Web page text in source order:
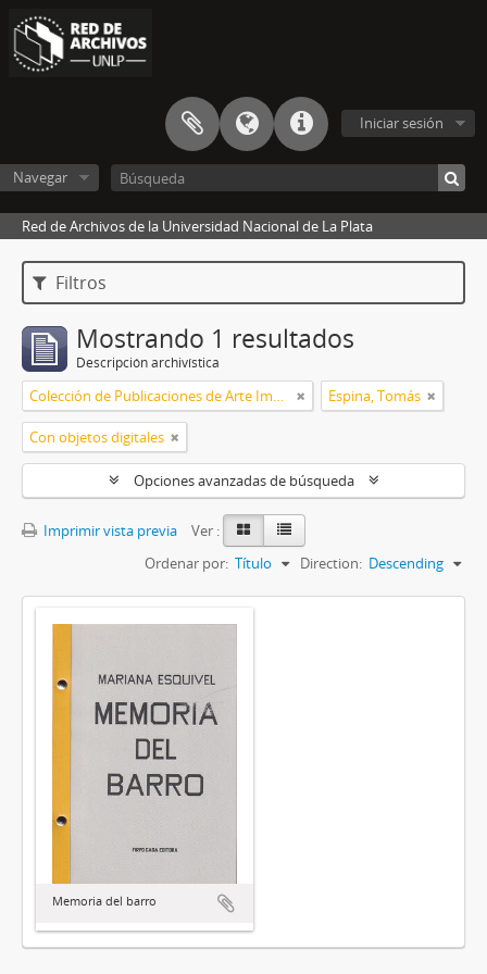
Iniciar sesión
Navegar
Red de Archivos de la Universidad Nacional de La Plata
Filtros
Mostrando 1 resultados
Descripción archivística
Colección de Publicaciones de Arte Impreso Espina, Tomás
Con objetos digitales
Opciones avanzadas de búsqueda
Imprimir vista previa
Ver :
Ordenar por: Título Direction: Descending
Memoria del barro